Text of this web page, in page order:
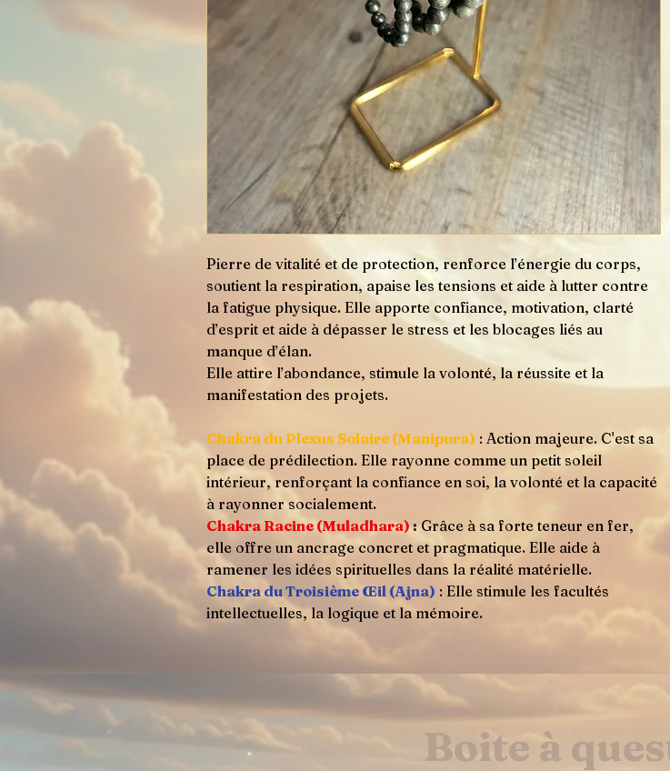
Pierre de vitalité et de protection, renforce l’énergie du corps,
soutient la respiration, apaise les tensions et aide à lutter contre
la fatigue physique. Elle apporte confiance, motivation, clarté
d’esprit et aide à dépasser le stress et les blocages liés au
manque d’élan.
Elle attire l’abondance, stimule la volonté, la réussite et la
manifestation des projets.
Chakra du Plexus Solaire (Manipura) : Action majeure. C'est sa
place de prédilection. Elle rayonne comme un petit soleil
intérieur, renforçant la confiance en soi, la volonté et la capacité
à rayonner socialement.
Chakra Racine (Muladhara):Grâce à sa forte teneur en fer,
elle offre un ancrage concret et pragmatique. Elle aide à
ramener les idées spirituelles dans la réalité matérielle.
Chakra duTroisième Œil (Ajna) : Elle stimule les facultés
intellectuelles, la logique et la mémoire.
Boite à